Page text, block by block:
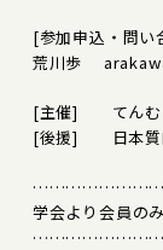
[参加申込・問い
荒川歩
[主催] てんむ
[後援] 日本質
学会より会員の